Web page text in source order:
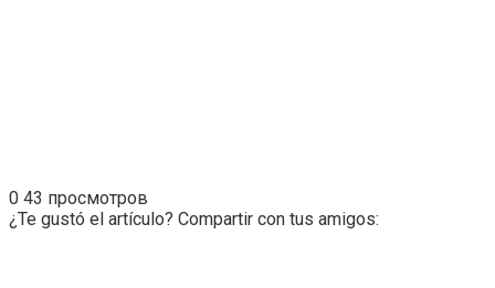
0 43 просмотров
¿Te gustó el artículo? Compartir con tus amigos: